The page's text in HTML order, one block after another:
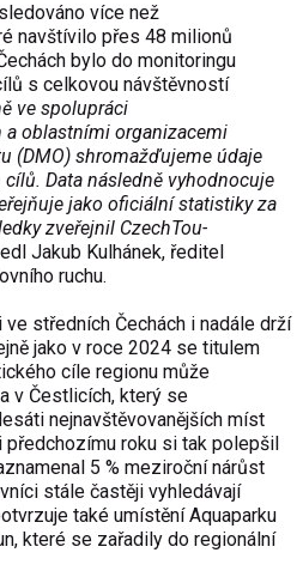
více než
navštívilo přes 48 milionů
bylo do monitoringu
s celkovou návštěvností
ve spolupráci
a oblastními organizacemi
(DMO) shromažďujeme údaje
Data následně vyhodnocuje
jako oficiální statistiky za
zveřejnil CzechTou­
Jakub Kulhánek, ředitel
ruchu.
středních Čechách i nadále drží
jako v roce 2024 se titulem
cíle regionu může
v Čestlicích, který se
nejnavštěvova­nějších míst
předchozímu roku si tak polepšil
5 % meziroční nárůst
stále častěji vyhledávají
také umístění Aquaparku
které se zařadily do regionální